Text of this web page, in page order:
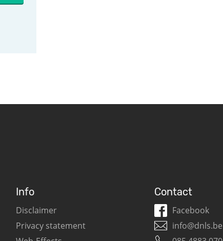
Info
Disclaimer
Privacy statement
Contact
Facebook
info@dnls.be